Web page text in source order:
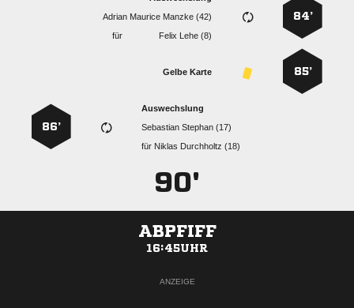
84’
   
für
  
85’
Gelbe Karte
Auswechslung
  
für   
86’
90'
ABPFIFF
16:45UHR
ANZEIGE